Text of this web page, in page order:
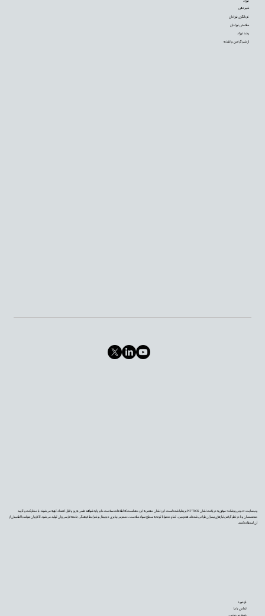
وب‌سایت «دیجی‌پزشک» موفق به دریافت نشان PIF TICK بریتانیا شده است. این نشان معتبر به این معناست که اطلاعات سلامت ما بر پایه شواهد علمی به‌روز و قابل اعتماد تهیه می‌شوند، با مشارکت و تأیید
متخصصان و با در نظر گرفتن نیازهای بیماران طراحی شده‌اند. همچنین، تمام محتوا با توجه به سطح سواد سلامت، دسترس‌پذیری دیجیتال و شرایط فرهنگی جامعه فارسی‌زبان تولید می‌شود تا کاربران بتوانند با اطمینان از
آن استفاده کنند.
بازخورد
تماس با ما
شیردهی
غربالگری نوزادان
سلامتی نوزادان
رشد نوزاد
از شیر گرفتن و تغذیه